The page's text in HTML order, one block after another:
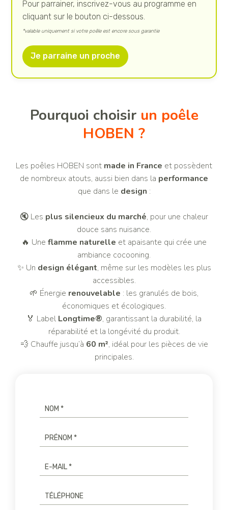
Pour parrainer, inscrivez-vous au programme en
cliquant sur le bouton ci-dessous.
*valable uniquement si votre poêle est encore sous garantie
Je parraine un proche
Pourquoi choisir un poêle
HOBEN ?
Les poêles HOBEN sont made in France et possèdent
de nombreux atouts, aussi bien dans la performance
que dans le design :
🔇 Les plus silencieux du marché, pour une chaleur
douce sans nuisance.
🔥 Une flamme naturelle et apaisante qui crée une
ambiance cocooning.
✨ Un design élégant, même sur les modèles les plus
accessibles.
🌱 Énergie renouvelable : les granulés de bois,
économiques et écologiques.
🏅 Label Longtime®, garantissant la durabilité, la
réparabilité et la longévité du produit.
💨 Chauffe jusqu’à 60 m², idéal pour les pièces de vie
principales.